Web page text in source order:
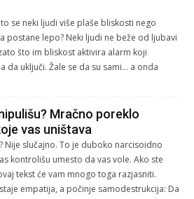
se neki ljudi više plaše bliskosti nego
postane lepo? Neki ljudi ne beže od ljubavi
što im bliskost aktivira alarm koji
da uključi. Žale se da su sami… a onda
Mračno poreklo
vas uništava
Nije slučajno. To je duboko narcisoidno
kontrolišu umesto da vas vole. Ako ste
tekst će vam mnogo toga razjasniti.
empatija, a počinje samodestrukcija: Da